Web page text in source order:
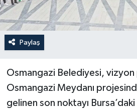
Paylaş
Osmangazi Belediyesi,
Osmangazi Meydanı
gelinen son noktayı